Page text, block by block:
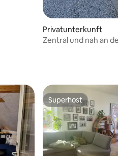
Privatunterkunft
Zentral und nah an
Superhost
Superhost